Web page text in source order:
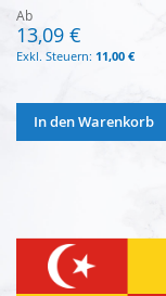
Ab
13,09 €
11,00 €
In den Warenkorb